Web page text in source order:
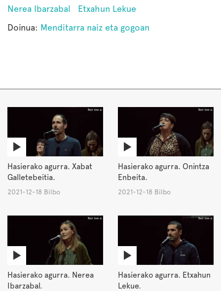
Nerea Ibarzabal
Etxahun Lekue
Doinua: Menditarra naiz eta gogoan
Hasierako agurra. Xabat
Galletebeitia.
2021-12-18 Bilbo
Hasierako agurra. Onintza
Enbeita.
2021-12-18 Bilbo
Hasierako agurra. Nerea
Ibarzabal.
Hasierako agurra. Etxahun
Lekue.